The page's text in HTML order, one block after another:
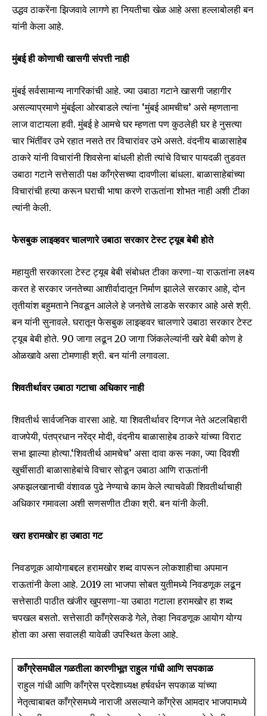
SUBSCRIBERS and be part of the
To subscribe, simply enter your email address on our website
or click the subscribe button below. Don't worry, we respect
your privacy and won't spam your inbox. Your information is
safe with us.
I've read and accept thePrivacy Policy.
6,300
Fans
32,111
Followers
75
उद्धव ठाकरेंना झिजवावे लागणे हा नियतीचा खेळ आहे असा हल्लाबोलही बन
यांनी केला आहे.
मुंबई ही कोणाची खासगी संपत्ती नाही
मुंबई सर्वसामान्य नागरिकांची आहे. ज्या उबाठा गटाने खासगी जहागीर
असल्याप्रमाणे मुंबईला ओरबाडले त्यांना ‘मुंबई आमचीच’ असे म्हणताना
लाज वाटायला हवी. मुंबई हे आमचे घर म्हणता पण कुठलेही घर हे नुसत्या
चार भिंतींवर उभे रहात नसते तर विचारांवर उभे असते. वंदनीय बाळासाहेब
ठाकरे यांनी विचारांनी शिवसेना बांधली होती त्यांचे विचार पायदळी तुडवत
उबाठा गटाने सत्तेसाठी पक्ष काँग्रेसच्या दावणीला बांधला. बाळासाहेबांच्या
विचारांची हत्या करून घराची भाषा करणे राऊतांना शोभत नाही अशी टीका
त्यांनी केली.
फेसबुक लाइव्हवर चालणारे उबाठा सरकार टेस्ट ट्यूब बेबी होते
महायुती सरकारला टेस्ट ट्यूब बेबी संबोधत टीका करणा-या राऊतांना लक्ष्य
करत हे सरकार जनतेच्या आशीर्वादातून निर्माण झालेले सरकार आहे, दोन
तृतीयांश बहुमताने निवडून आलेले हे जनतेचे लाडके सरकार आहे असे श्री.
बन यांनी सुनावले. घरातून फेसबुक लाइव्हवर चालणारे उबाठा सरकार टेस्ट
ट्यूब बेबी होते. 90 जागा लढून 20 जागा जिंकलेल्यांनी खरे बेबी कोण हे
ओळखावे असा टोमणाही श्री. बन यांनी लगावला.
शिवतीर्थावर उबाठा गटाचा अधिकार नाही
शिवतीर्थ सार्वजनिक वारसा आहे. या शिवतीर्थावर दिग्गज नेते अटलबिहारी
वाजपेयी, पंतप्रधान नरेंद्र मोदी, वंदनीय बाळासाहेब ठाकरे यांच्या विराट
सभा झाल्या होत्या.‘शिवतीर्थ आमचेच’ असा दावा करू नका, ज्या दिवशी
खुर्चीसाठी बाळासाहेबांचे विचार सोडून उबाठा आणि राऊतांनी
अफझलखानाची वंशावळ पुढे नेण्याचे काम केले त्याचवेळी शिवतीर्थाचाही
अधिकार गमावला अशी सणसणीत टीका श्री. बन यांनी केली.
खरा हरामखोर हा उबाठा गट
निवडणूक आयोगाबद्दल हरामखोर शब्द वापरून लोकशाहीचा अपमान
राऊतांनी केला आहे. 2019 ला भाजपा सोबत युतीमध्ये निवडणूक लढून
सत्तेसाठी पाठीत खंजीर खुपसणा-या उबाठा गटाला हरामखोर हा शब्द
चपखल बसतो. सत्तेसाठी काँग्रेसकडे गेले, तेव्हा निवडणूक आयोग योग्य
होता का असा सवालही यावेळी उपस्थित केला आहे.
काँग्रेसमधील गळतीला कारणीभूत राहुल गांधी आणि सपकाळ
राहुल गांधी आणि काँग्रेस प्रदेशाध्यक्ष हर्षवर्धन सपकाळ यांच्या
नेतृत्वाबाबत काँग्रेसमध्ये नाराजी असल्याने काँग्रेस आमदार भाजपामध्ये